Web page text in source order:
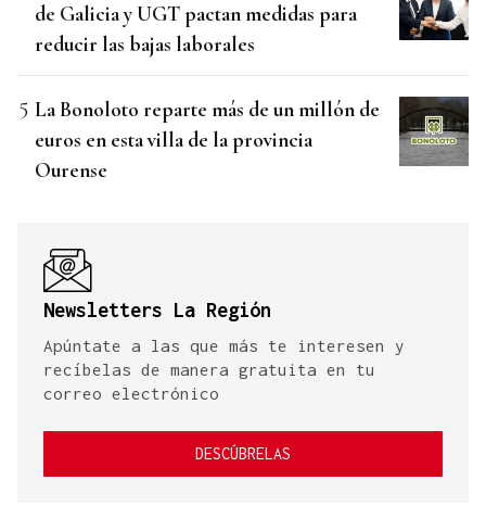
de Galicia y UGT pactan medidas para
reducir las bajas laborales
La Bonoloto reparte más de un millón de
euros en esta villa de la provincia
Ourense
Newsletters La Región
Apúntate a las que más te interesen y
recíbelas de manera gratuita en tu
correo electrónico
DESCÚBRELAS